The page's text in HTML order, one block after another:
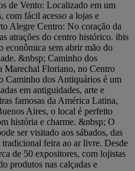
de Vento: Localizado em um
com fácil acesso a lojas e
Alegre Centro: No coração da
atrações do centro histórico. ibis
econômica sem abrir mão do
&nbsp; Caminho dos
Marechal Floriano, no Centro
Caminho dos Antiquários é um
em antiguidades, arte e
famosas da América Latina,
Aires, o local é perfeito
história e charme. &nbsp; O
ser visitado aos sábados, das
feira ao ar livre. Desde
de 50 expositores, com lojistas
produtos nas calçadas e